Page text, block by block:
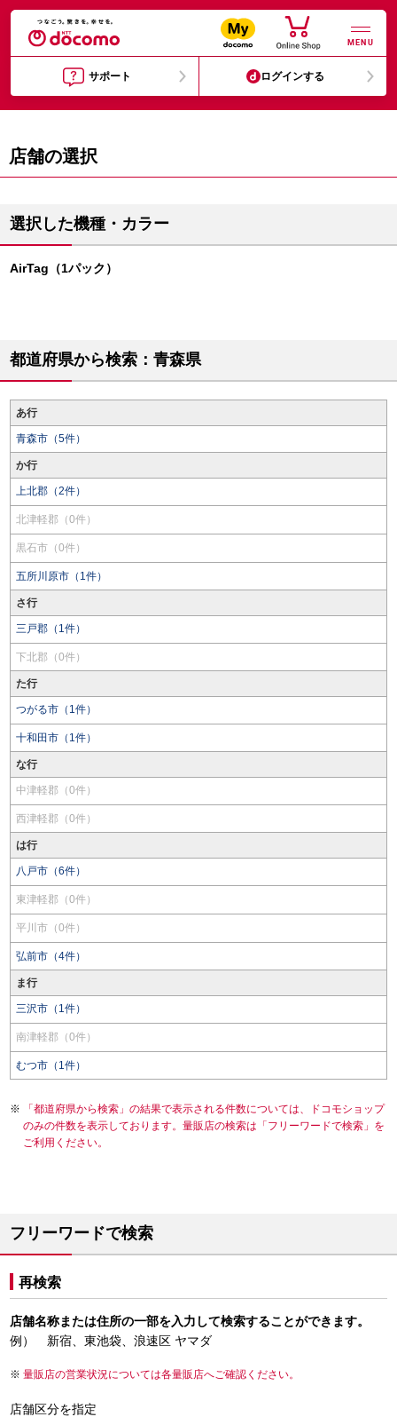
MENU
サポート ログインする
店舗の選択
選択した機種・カラー
AirTag（1パック）
都道府県から検索：青森県
あ行
青森市（5件）
か行
上北郡（2件）
北津軽郡（0件）
黒石市（0件）
五所川原市（1件）
さ行
三戸郡（1件）
下北郡（0件）
た行
つがる市（1件）
十和田市（1件）
な行
中津軽郡（0件）
西津軽郡（0件）
は行
八戸市（6件）
東津軽郡（0件）
平川市（0件）
弘前市（4件）
ま行
三沢市（1件）
南津軽郡（0件）
むつ市（1件）
「都道府県から検索」の結果で表示される件数については、ドコモショップ
のみの件数を表示しております。量販店の検索は「フリーワードで検索」を
ご利用ください。
フリーワードで検索
再検索
店舗名称または住所の一部を入力して検索することができます。
例） 新宿、東池袋、浪速区 ヤマダ
量販店の営業状況については各量販店へご確認ください。
店舗区分を指定